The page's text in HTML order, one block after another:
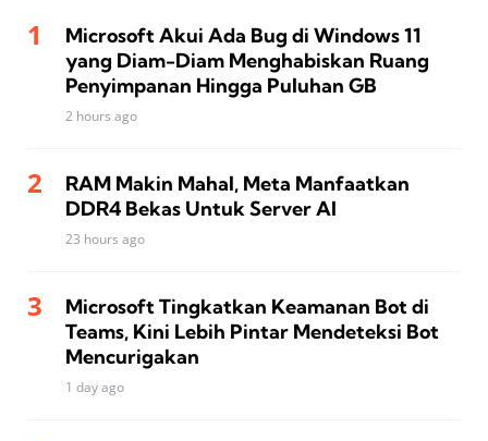
Microsoft Akui Ada Bug di Windows 11
yang Diam-Diam Menghabiskan Ruang
Penyimpanan Hingga Puluhan GB
2 hours ago
RAM Makin Mahal, Meta Manfaatkan
DDR4 Bekas Untuk Server AI
23 hours ago
Microsoft Tingkatkan Keamanan Bot di
Teams, Kini Lebih Pintar Mendeteksi Bot
Mencurigakan
1 day ago